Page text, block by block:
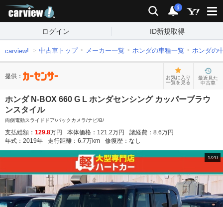
検索 通知
i
ログイン ID新規取得
carview! 中古車トップ メーカー一覧 ホンダの車種一覧 ホンダの
提供：
お気に入り
一覧を見る
最近見た
中古車
ホンダ N-BOX 660 G L ホンダセンシング カッパーブラウ
ンスタイル
両側電動スライドドア/バックカメラ/ナビ/B/
支払総額： 129.8万円 本体価格： 121.2万円 諸経費： 8.6万円
年式： 2019年 走行距離： 6.7万km 修復歴： なし
1/20